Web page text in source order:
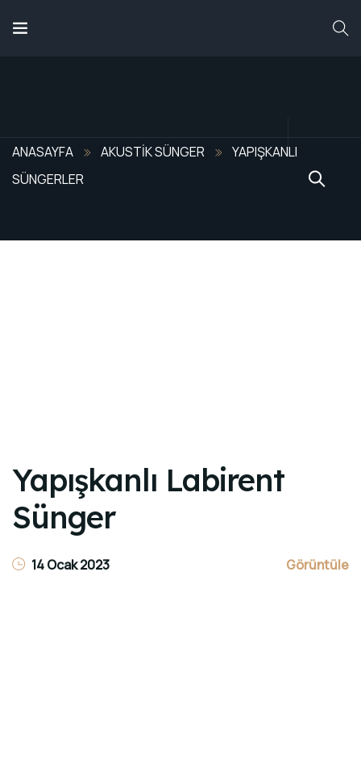
ANASAYFA AKUSTIK SÜNGER
YAPIŞKANLI
SÜNGERLER
Yapışkanlı Labirent
Sünger
14 Ocak 2023 Görüntüle